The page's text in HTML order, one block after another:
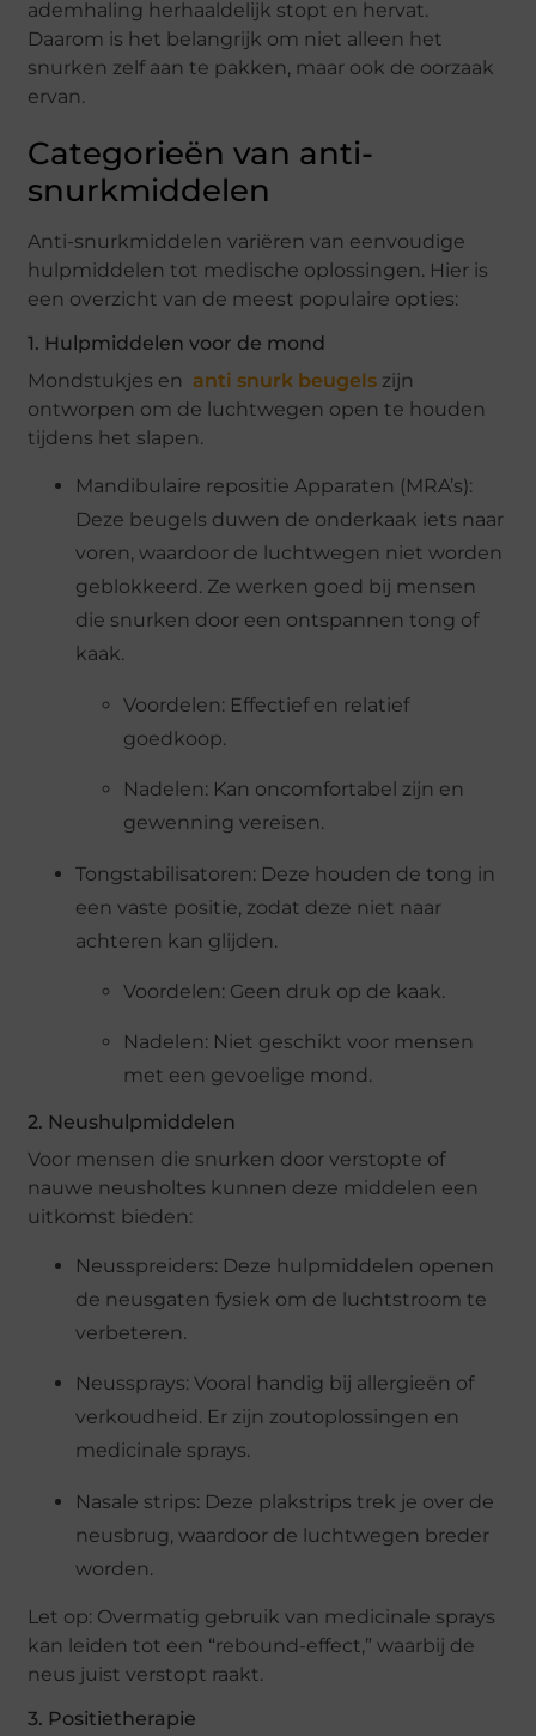
ademhaling herhaaldelijk stopt en hervat.
Daarom is het belangrijk om niet alleen het
snurken zelf aan te pakken, maar ook de oorzaak
ervan.
Categorieën van anti-
snurkmiddelen
Anti-snurkmiddelen variëren van eenvoudige
hulpmiddelen tot medische oplossingen. Hier is
een overzicht van de meest populaire opties:
1. Hulpmiddelen voor de mond
Mondstukjes en anti snurk beugels zijn
ontworpen om de luchtwegen open te houden
tijdens het slapen.
Mandibulaire repositie Apparaten (MRA’s):
Deze beugels duwen de onderkaak iets naar
voren, waardoor de luchtwegen niet worden
geblokkeerd. Ze werken goed bij mensen
die snurken door een ontspannen tong of
kaak.
Voordelen: Effectief en relatief
goedkoop.
Nadelen: Kan oncomfortabel zijn en
gewenning vereisen.
Tongstabilisatoren: Deze houden de tong in
een vaste positie, zodat deze niet naar
achteren kan glijden.
Voordelen: Geen druk op de kaak.
Nadelen: Niet geschikt voor mensen
met een gevoelige mond.
2. Neushulpmiddelen
Voor mensen die snurken door verstopte of
nauwe neusholtes kunnen deze middelen een
uitkomst bieden:
Neusspreiders: Deze hulpmiddelen openen
de neusgaten fysiek om de luchtstroom te
verbeteren.
Neussprays: Vooral handig bij allergieën of
verkoudheid. Er zijn zoutoplossingen en
medicinale sprays.
Nasale strips: Deze plakstrips trek je over de
neusbrug, waardoor de luchtwegen breder
worden.
Let op: Overmatig gebruik van medicinale sprays
kan leiden tot een “rebound-effect,” waarbij de
neus juist verstopt raakt.
3. Positietherapie